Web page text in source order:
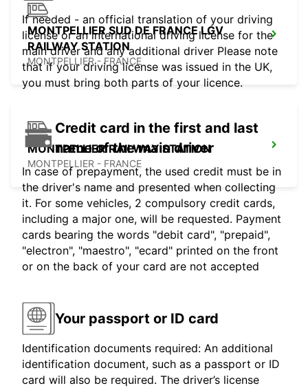
MONTPELLIER SUD DE FRANCE LGV
RAILWAY STATION
MONTPELLIER - FRANCE
MONTPELLIER RAILWAY STATION
MONTPELLIER - FRANCE
If needed - an official translation of your driving
license or an international driving license for the
main driver and any additional driver Please note
that if your driving license was issued in the UK,
you must bring both parts of your licence.
Credit card in the first and last
name of the main driver
In case of prepayment, the used credit must be in
the driver's name and presented when collecting
it. For some vehicles, 2 compulsory credit cards,
including a major one, will be requested. Payment
cards bearing the words "debit card", "prepaid",
"electron", "maestro", "ecard" printed on the front
or on the back of your card are not accepted
Your passport or ID card
Identification documents required: An additional
identification document, such as a passport or ID
card will also be required. The driver’s license